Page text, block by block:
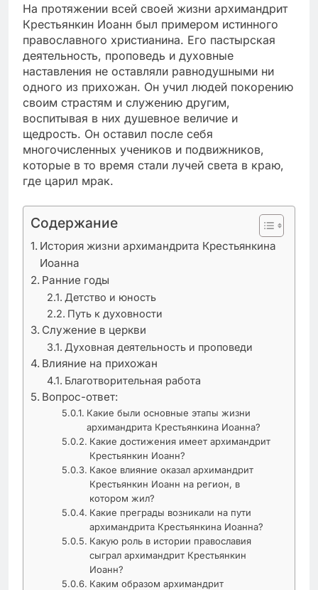
На протяжении всей своей жизни архимандрит
Крестьянкин Иоанн был примером истинного
православного христианина. Его пастырская
деятельность, проповедь и духовные
наставления не оставляли равнодушными ни
одного из прихожан. Он учил людей покорению
своим страстям и служению другим,
воспитывая в них душевное величие и
щедрость. Он оставил после себя
многочисленных учеников и подвижников,
которые в то время стали лучей света в краю,
где царил мрак.
Содержание
История жизни архимандрита Крестьянкина
Иоанна
Ранние годы
Детство и юность
Путь к духовности
Служение в церкви
Духовная деятельность и проповеди
Влияние на прихожан
Благотворительная работа
Вопрос-ответ:
Какие были основные этапы жизни
архимандрита Крестьянкина Иоанна?
Какие достижения имеет архимандрит
Крестьянкин Иоанн?
Какое влияние оказал архимандрит
Крестьянкин Иоанн на регион, в
котором жил?
Какие преграды возникали на пути
архимандрита Крестьянкина Иоанна?
Какую роль в истории православия
сыграл архимандрит Крестьянкин
Иоанн?
Каким образом архимандрит